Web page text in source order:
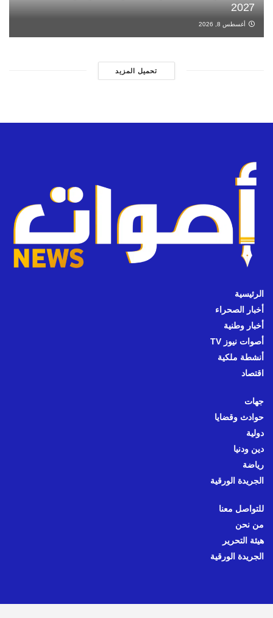
2027
أغسطس 8, 2026
تحميل المزيد
الرئيسية
أخبار الصحراء
أخبار وطنية
أصوات نيوز TV
أنشطة ملكية
اقتصاد
جهات
حوادث وقضايا
دولية
دين ودنيا
رياضة
الجريدة الورقية
للتواصل معنا
من نحن
هيئة التحرير
الجريدة الورقية